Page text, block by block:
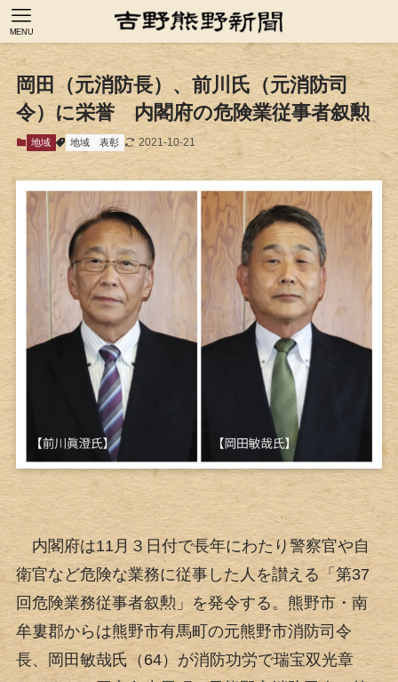
MENU
岡田（元消防長）、前川氏（元消防司
令）に栄誉 内閣府の危険業従事者叙勲
地域 地域 表彰 2021-10-21
内閣府は11月３日付で長年にわたり警察官や自
衛官など危険な業務に従事した人を讃える「第37
回危険業務従事者叙勲」を発令する。熊野市・南
牟婁郡からは熊野市有馬町の元熊野市消防司令
長、岡田敏哉氏（64）が消防功労で瑞宝双光章